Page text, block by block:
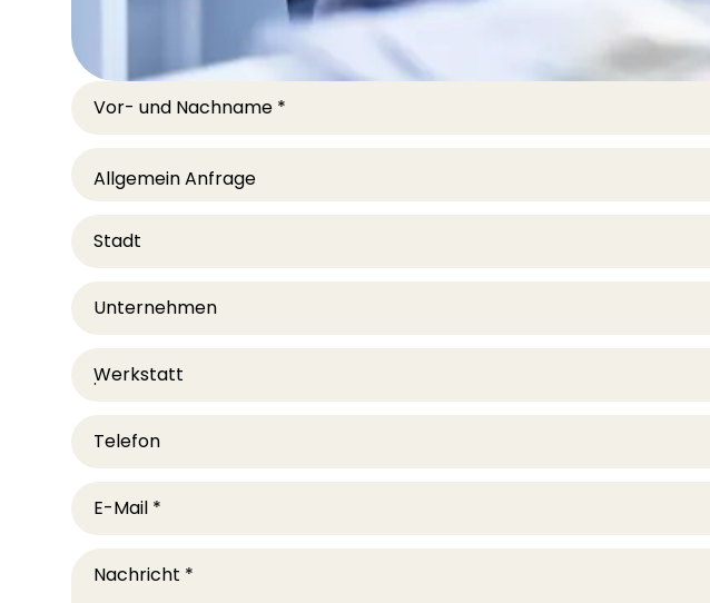
Vor- und Nachname *
Stadt
Unternehmen
Werkstatt
Telefon
E-Mail *
Nachricht *